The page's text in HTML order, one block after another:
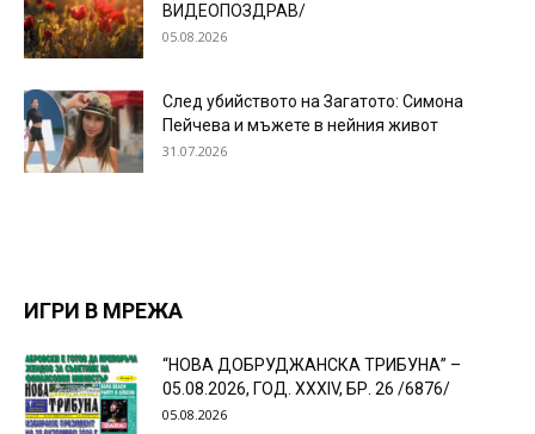
ВИДЕОПОЗДРАВ/
05.08.2026
След убийството на Загатото: Симона
Пейчева и мъжете в нейния живот
31.07.2026
ИГРИ В МРЕЖА
“НОВА ДОБРУДЖАНСКА ТРИБУНА” –
05.08.2026, ГОД. XXХIV, БР. 26 /6876/
05.08.2026